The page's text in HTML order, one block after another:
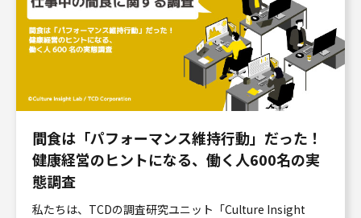
間食は「パフォーマンス維持行動」だった！
健康経営のヒントになる、働く人600名の実
態調査
私たちは、TCDの調査研究ユニット「Culture Insight